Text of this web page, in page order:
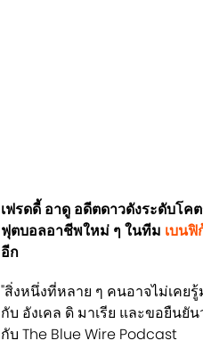
เฟรดดี้ อาดู อดีตดาวดังระดับโค
ฟุตบอลอาชีพใหม่ ๆ ในทีม เบนฟิ
อีก
"สิ่งหนึ่งที่หลาย ๆ คนอาจไม่เคย
กับ อังเคล ดิ มาเรีย และขอยืนยั
กับ The Blue Wire Podcast